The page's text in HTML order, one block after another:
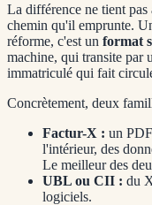
La différence ne tient
chemin qu'il emprunte.
réforme, c'est un format
machine, qui transite par
immatriculé qui fait
Concrètement, deux
Factur-X : un
l'intérieur, des
Le meilleur des
UBL ou CII : du
logiciels.